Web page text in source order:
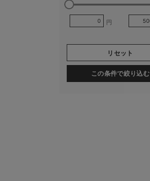
円
リセット
この条件で絞り込む